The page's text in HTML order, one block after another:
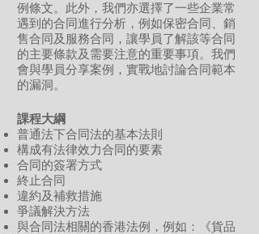
例條文。此外，我們亦選擇了一些企業常
遇到的合同進行分析，例如保密合同、銷
售合同及服務合同，讓學員了解該等合同
的主要條款及需要注意的重要事項。我們
會與學員分享案例，實戰地討論合同範本
的漏洞。
課程大綱
普通法下合同法的基本法則
構成有法律效力合同的要素
合同的簽署方式
終止合同
違約及補救措施
爭議解決方法
與合同法相關的香港法例，例如：《貨品